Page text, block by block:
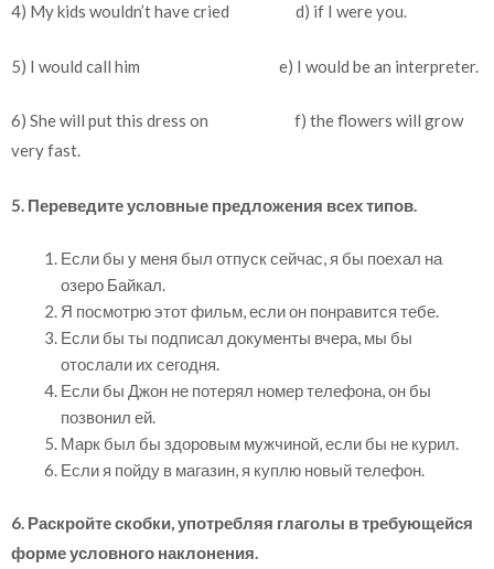
4) My kids wouldn’t have cried d) if I were you.
5) I would call him e) I would be an interpreter.
6) She will put this dress on f) the flowers will grow
very fast.
5. Переведите условные предложения всех типов.
Если бы у меня был отпуск сейчас, я бы поехал на
озеро Байкал.
Я посмотрю этот фильм, если он понравится тебе.
Если бы ты подписал документы вчера, мы бы
отослали их сегодня.
Если бы Джон не потерял номер телефона, он бы
позвонил ей.
Марк был бы здоровым мужчиной, если бы не курил.
Если я пойду в магазин, я куплю новый телефон.
6. Раскройте скобки, употребляя глаголы в требующейся
форме условного наклонения.